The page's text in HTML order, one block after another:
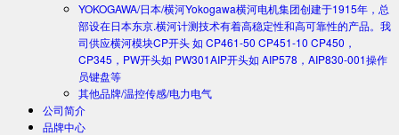
YOKOGAWA/日本/横河Yokogawa横河电机集团创建于1915年，总
部设在日本东京.横河计测技术有着高稳定性和高可靠性的产品。我
司供应横河模块CP开头 如 CP461-50 CP451-10 CP450，
CP345，PW开头如 PW301AIP开头如 AIP578，AIP830-001操作
员键盘等
其他品牌/温控传感/电力电气
公司简介
品牌中心